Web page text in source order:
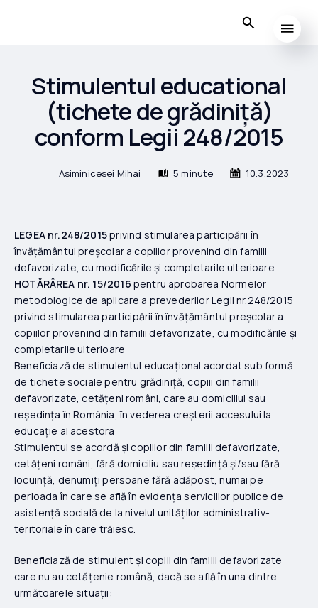
Stimulentul educational
(tichete de grădiniță)
conform Legii 248/2015
Asiminicesei Mihai 5 minute 10.3.2023
LEGEA nr.248/2015privind stimularea participării în
învățământul preșcolar a copiilor provenind din familii
defavorizate, cu modificările și completarile ulterioare
HOTĂRÂREA nr. 15/2016 pentru aprobarea Normelor
metodologice de aplicare a prevederilor Legii nr.248/2015
privind stimularea participării în învățământul preșcolar a
copiilor provenind din familii defavorizate, cu modificările și
completarile ulterioare
Beneficiază de stimulentul educațional acordat sub formă
de tichete sociale pentru grădiniță, copiii din familii
defavorizate, cetățeni români, care au domiciliul sau
reședința în România, în vederea creșterii accesului la
educație al acestora
Stimulentul se acordă și copiilor din familii defavorizate,
cetățeni români, fără domiciliu sau reședință și/sau fără
locuință, denumiți persoane fără adăpost, numai pe
perioada în care se află în evidența serviciilor publice de
asistență socială de la nivelul unităților administrativ-
teritoriale în care trăiesc.
Beneficiază de stimulent și copiii din familii defavorizate
care nu au cetățenie română, dacă se află în una dintre
următoarele situații: